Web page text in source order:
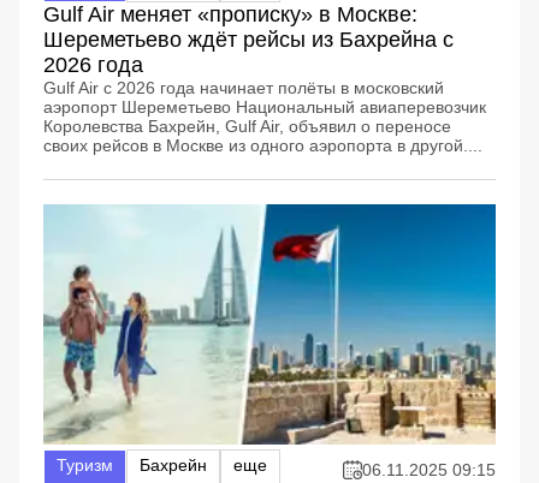
Gulf Air меняет «прописку» в Москве:
Шереметьево ждёт рейсы из Бахрейна с
2026 года
Gulf Air с 2026 года начинает полёты в московский
аэропорт Шереметьево Национальный авиаперевозчик
Королевства Бахрейн, Gulf Air, объявил о переносе
своих рейсов в Москве из одного аэропорта в другой....
Туризм Бахрейн еще 06.11.2025 09:15